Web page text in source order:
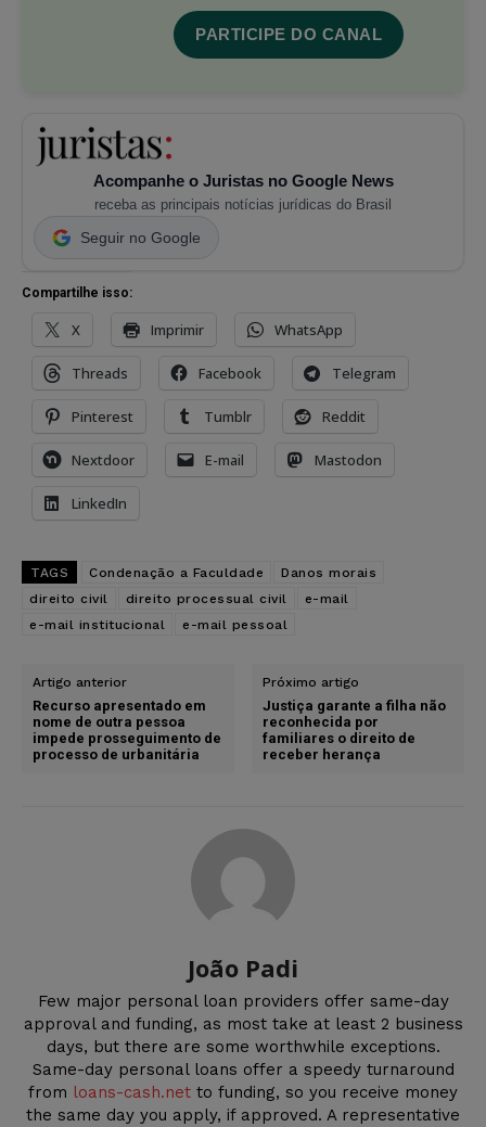
PARTICIPE DO CANAL
Acompanhe o Juristas no Google News
receba as principais notícias jurídicas do Brasil
Seguir no Google
Compartilhe isso:
X Imprimir WhatsApp
Threads Facebook Telegram
Pinterest Tumblr Reddit
Nextdoor E-mail Mastodon
LinkedIn
TAGS Condenação a Faculdade
Danos morais
direito civil
direito processual civil
e-mail
e-mail institucional
e-mail pessoal
Artigo anterior
Recurso apresentado em
nome de outra pessoa
impede prosseguimento de
processo de urbanitária
Próximo artigo
Justiça garante a filha não
reconhecida por
familiares o direito de
receber herança
João Padi
Few major personal loan providers offer same-day
approval and funding, as most take at least 2 business
days, but there are some worthwhile exceptions.
Same-day personal loans offer a speedy turnaround
from loans-cash.net to funding, so you receive money
the same day you apply, if approved. A representative